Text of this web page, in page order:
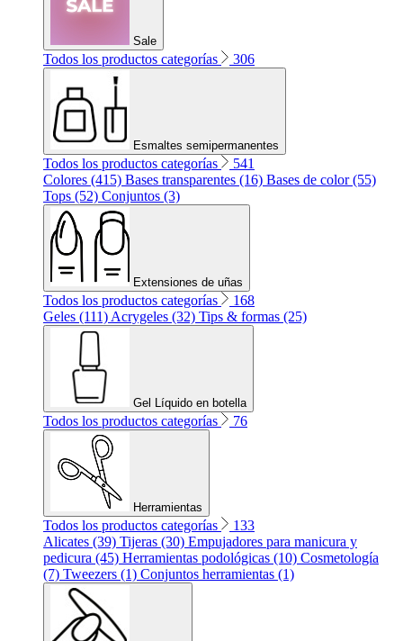
Sale
Todos los productos categorías 306
Esmaltes semipermanentes
Todos los productos categorías
541
Colores (415) Bases transparentes (16) Bases de color (55)
Tops (52) Conjuntos (3)
Extensiones de uñas
Todos los productos categorías
168
Geles (111) Acrygeles (32) Tips & formas (25)
Gel Líquido en botella
Todos los productos categorías 76
Herramientas
Todos los productos categorías
133
Alicates (39) Tijeras (30) Empujadores para manicura y
pedicura (45) Herramientas podológicas (10) Cosmetología
(7) Tweezers (1) Conjuntos herramientas (1)